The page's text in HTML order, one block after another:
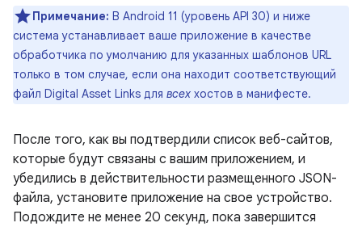
Примечание: В Android 11 (уровень API 30) и ниже
система устанавливает ваше приложение в качестве
обработчика по умолчанию для указанных шаблонов URL
только в том случае, если она находит соответствующий
файл Digital Asset Links для всех хостов в манифесте.
После того, как вы подтвердили список веб-сайтов,
которые будут связаны с вашим приложением, и
убедились в действительности размещенного JSON-
файла, установите приложение на свое устройство.
Подождите не менее 20 секунд, пока завершится